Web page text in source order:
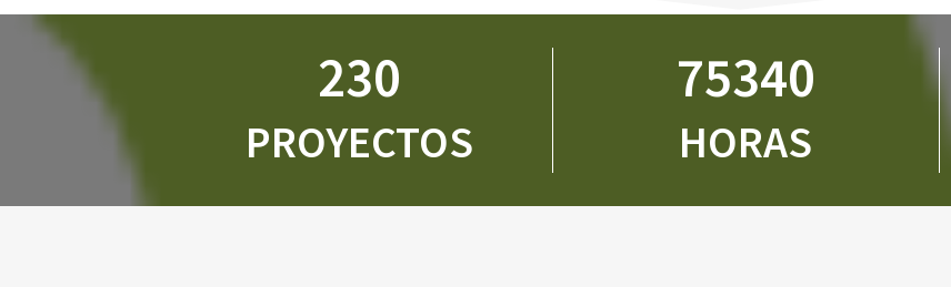
230
PROYECTOS
75340
HORAS